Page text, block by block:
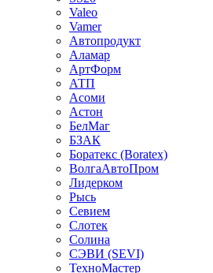
Valeo
Vamer
Автопродукт
Аламар
АртФорм
АТП
Асоми
Астон
БелМаг
БЗАК
Боратекс (Boratex)
ВолгаАвтоПром
Лидерком
Рысь
Севием
Слотек
Солина
СЭВИ (SEVI)
ТехноМастер